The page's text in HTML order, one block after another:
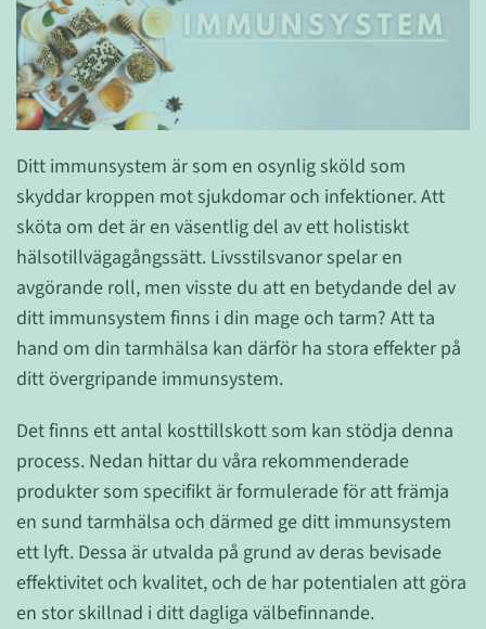
Ditt immunsystem är som en osynlig sköld som
skyddar kroppen mot sjukdomar och infektioner. Att
sköta om det är en väsentlig del av ett holistiskt
hälsotillvägagångssätt. Livsstilsvanor spelar en
avgörande roll, men visste du att en betydande del av
ditt immunsystem finns i din mage och tarm? Att ta
hand om din tarmhälsa kan därför ha stora effekter på
ditt övergripande immunsystem.
Det finns ett antal kosttillskott som kan stödja denna
process. Nedan hittar du våra rekommenderade
produkter som specifikt är formulerade för att främja
en sund tarmhälsa och därmed ge ditt immunsystem
ett lyft. Dessa är utvalda på grund av deras bevisade
effektivitet och kvalitet, och de har potentialen att göra
en stor skillnad i ditt dagliga välbefinnande.